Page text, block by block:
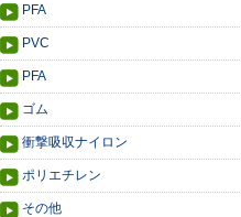
PFA
PVC
PFA
ゴム
衝撃吸収ナイロン
ポリエチレン
その他